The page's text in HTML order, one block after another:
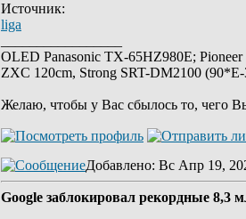
Источник:
liga
OLED Panasonic TX-65HZ980E;
ZXC 120cm, Strong SRT-DM2100
Желаю, чтобы у Вас сбылось то, чего
Добавлено: Вс Апр 19,
Google заблокировал рекордные 8,3